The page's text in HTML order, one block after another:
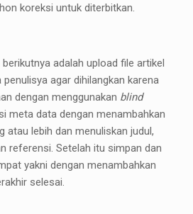
koreksi untuk diterbitkan.
adalah upload file artikel
agar dihilangkan karena
dengan menggunakan blind
meta data dengan menambahkan
atau lebih dan menuliskan judul,
referensi. Setelah itu simpan dan
yakni dengan menambahkan
selesai.